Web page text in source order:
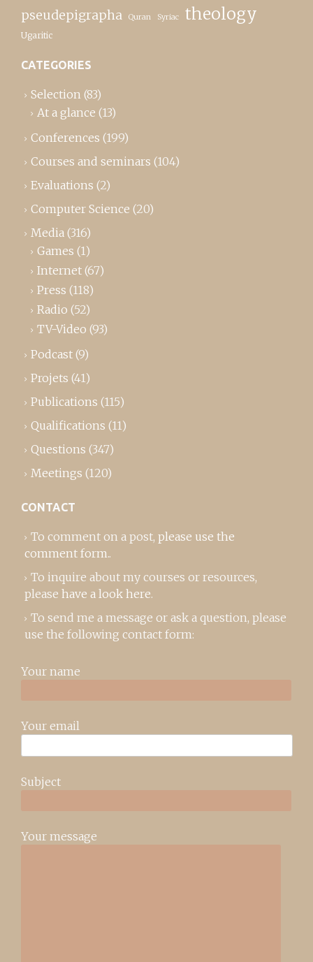
pseudepigrapha Quran Syriac theology
Ugaritic
CATEGORIES
Selection (83)
At a glance (13)
Conferences (199)
Courses and seminars (104)
Evaluations (2)
Computer Science (20)
Media (316)
Games (1)
Internet (67)
Press (118)
Radio (52)
TV-Video (93)
Podcast (9)
Projets (41)
Publications (115)
Qualifications (11)
Questions (347)
Meetings (120)
CONTACT
To comment on a post, please use the
comment form..
To inquire about my courses or resources,
please have a look here.
To send me a message or ask a question, please
use the following contact form:
Your name
Your email
Subject
Your message